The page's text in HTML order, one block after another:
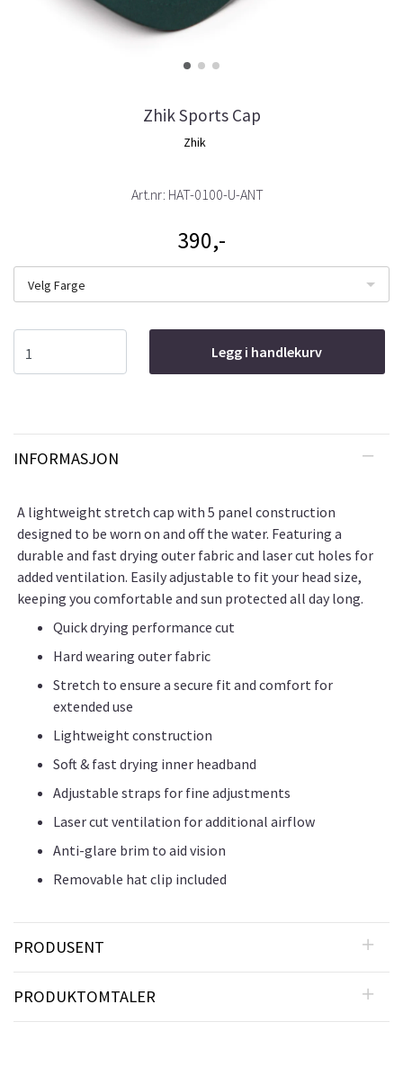
Zhik Sports Cap
Zhik
Art.nr: HAT-0100-U-ANT
390,-
Velg Farge
Legg i handlekurv
INFORMASJON
A lightweight stretch cap with 5 panel construction
designed to be worn on and off the water. Featuring a
durable and fast drying outer fabric and laser cut holes for
added ventilation. Easily adjustable to fit your head size,
keeping you comfortable and sun protected all day long.
Quick drying performance cut
Hard wearing outer fabric
Stretch to ensure a secure fit and comfort for
extended use
Lightweight construction
Soft & fast drying inner headband
Adjustable straps for fine adjustments
Laser cut ventilation for additional airflow
Anti-glare brim to aid vision
Removable hat clip included
PRODUSENT
PRODUKTOMTALER